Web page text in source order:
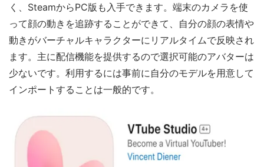
く、SteamからPC版も入手できます。端末のカメラを使
って顔の動きを追跡することができて、自分の顔の表情や
動きがバーチャルキャラクターにリアルタイムで反映され
ます。主に配信機能を提供するので選択可能のアバターは
少ないです。利用するには事前に自分のモデルを用意して
インポートすることは一般的です。